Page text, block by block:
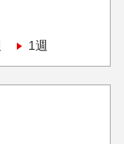
1週